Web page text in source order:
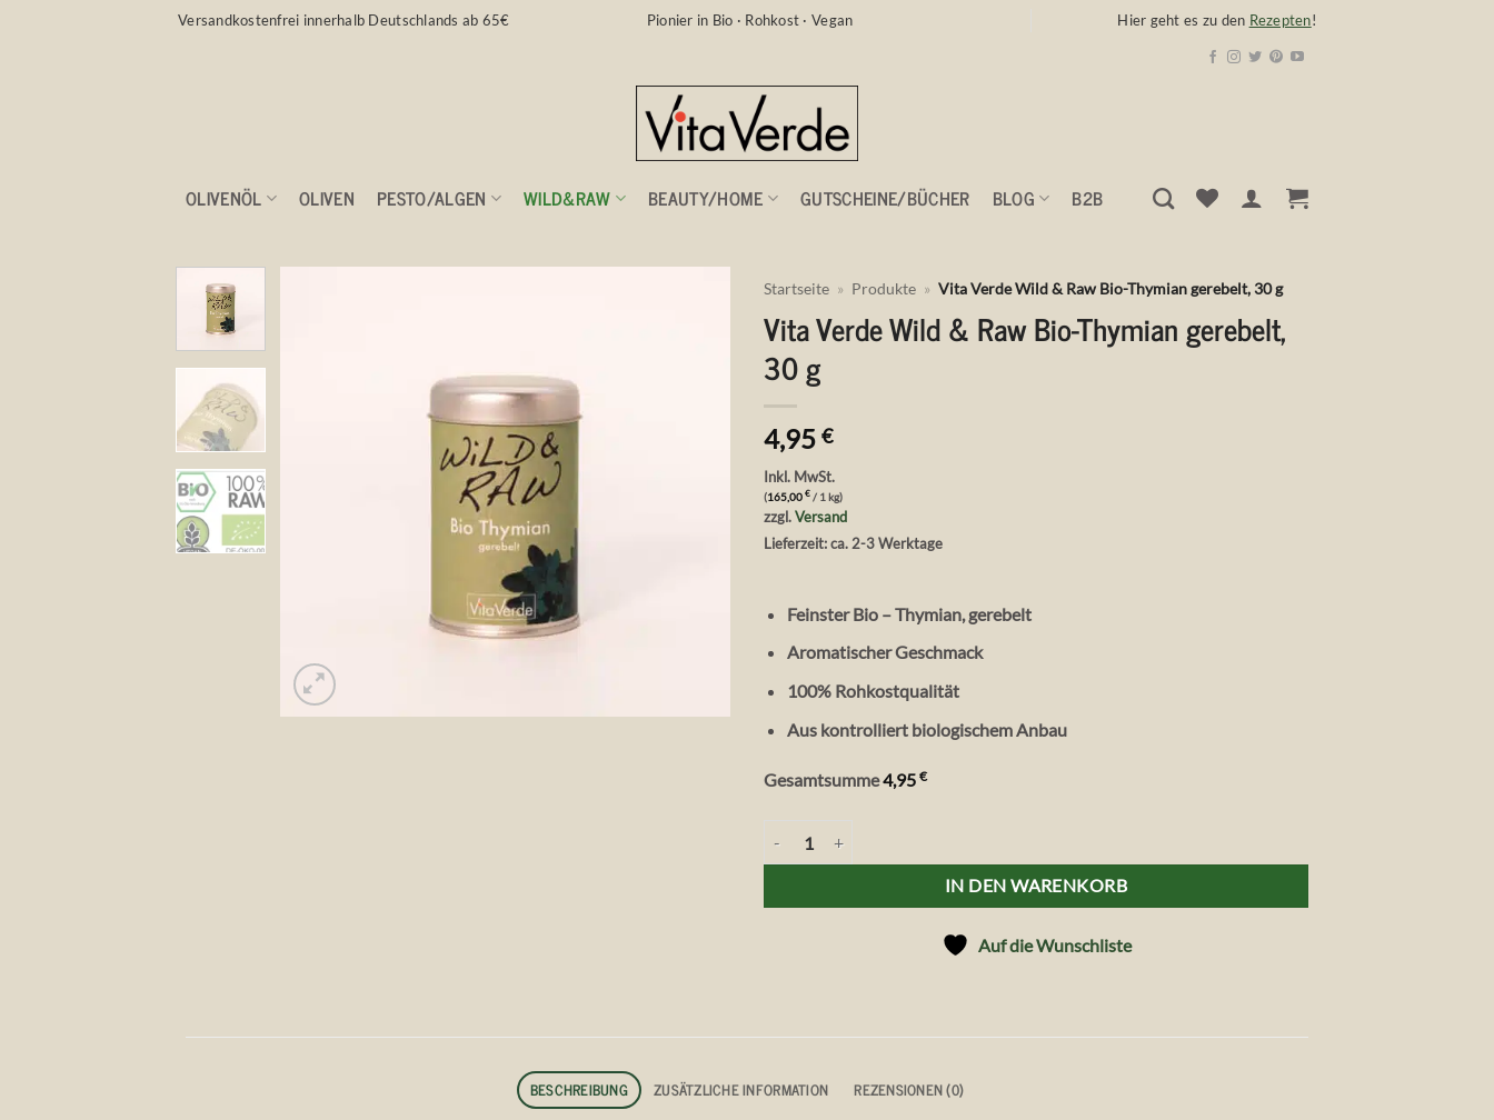
Zum
Versandkostenfrei innerhalb Deutschlands ab 65€ Pionier in Bio · Rohkost · Vegan Hier geht es zu den Rezepten!
OLIVENÖL OLIVEN PESTO/ALGEN WILD&RAW BEAUTY/HOME GUTSCHEINE/BÜCHER BLOG B2B
Startseite » Produkte » Vita Verde Wild & Raw Bio-Thymian gerebelt, 30 g
Vita Verde Wild & Raw Bio-Thymian gerebelt,
30 g
4,95 €
Inkl. MwSt.
(165,00 € / 1 kg)
zzgl.Versand
Lieferzeit: ca. 2-3 Werktage
Feinster Bio – Thymian, gerebelt
Aromatischer Geschmack
100% Rohkostqualität
Aus kontrolliert biologischem Anbau
Gesamtsumme4,95 €
IN DEN WARENKORB
Auf die Wunschliste
BESCHREIBUNG ZUSÄTZLICHE INFORMATION REZENSIONEN (0)